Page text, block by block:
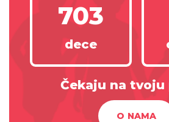
703
dece
Čekaju na tvoju
O NAMA